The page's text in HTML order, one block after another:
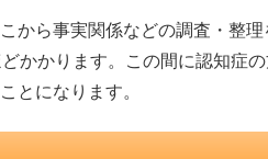
から事実関係などの調査・整理
かかります。この間に認知症
とになります。